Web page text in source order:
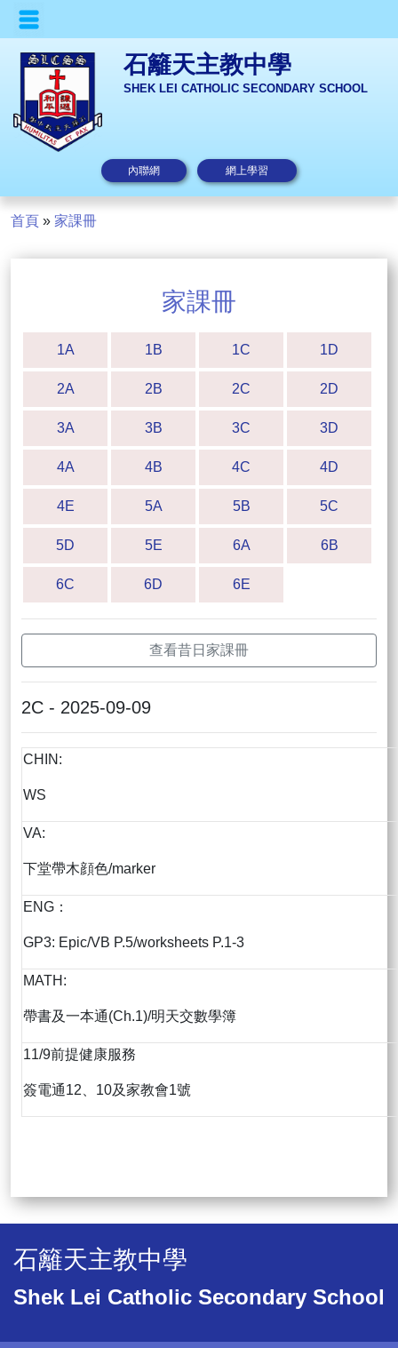
石籬天主教中學
SHEK LEI CATHOLIC SECONDARY SCHOOL
內聯網 網上學習
首頁 » 家課冊
家課冊
1A 1B 1C 1D
2A 2B 2C 2D
3A 3B 3C 3D
4A 4B 4C 4D
4E 5A 5B 5C
5D 5E 6A 6B
6C 6D 6E
查看昔日家課冊
2C - 2025-09-09
CHIN:
WS
VA:
下堂帶木顔色/marker
ENG：
GP3: Epic/VB P.5/worksheets P.1-3
MATH:
帶書及一本通(Ch.1)/明天交數學簿
11/9前提健康服務
簽電通12、10及家教會1號
石籬天主教中學
Shek Lei Catholic Secondary School